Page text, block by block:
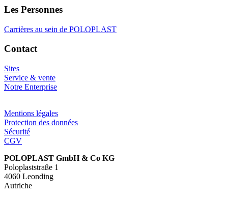
Les Personnes
Carrières au sein de POLOPLAST
Contact
Sites
Service & vente
Notre Enterprise
Mentions légales
Protection des données
Sécurité
CGV
POLOPLAST GmbH & Co KG
Poloplaststraße 1
4060 Leonding
Autriche